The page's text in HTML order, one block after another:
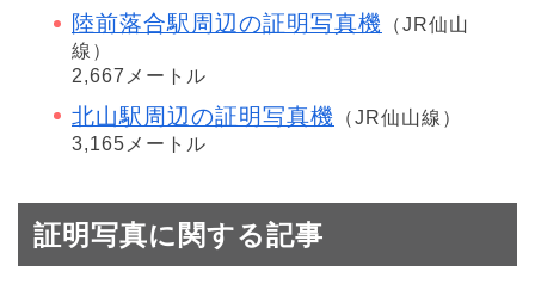
陸前落合駅周辺の証明写真機
（JR仙山
線）
2,667メートル
北山駅周辺の証明写真機
（JR仙山線）
3,165メートル
証明写真に関する記事